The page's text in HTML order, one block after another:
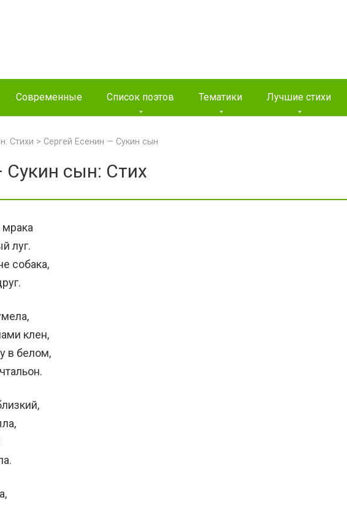
Современные Список поэтов Тематики Лучшие стихи
Стихи > Сергей Есенин — Сукин сын
Сукин сын: Стих
луг.
собака,
клен,
в белом,